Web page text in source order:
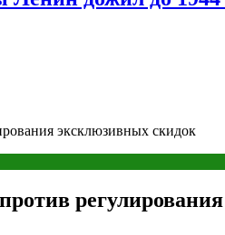
эксклюзивных скидок